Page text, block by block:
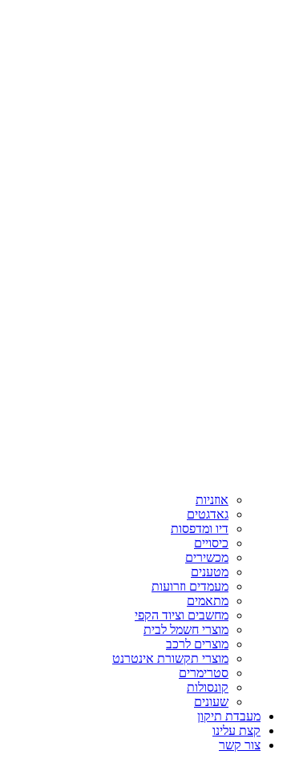
אוזניות
גאדגטים
דיו ומדפסות
כיסויים
מכשירים
מטענים
מעמדים וזרועות
מתאמים
מחשבים וציוד הקפי
מוצרי חשמל לבית
מוצרים לרכב
מוצרי תקשורת אינטרנט
סטרימרים
קונסולות
שעונים
מעבדת תיקון
קצת עלינו
צור קשר